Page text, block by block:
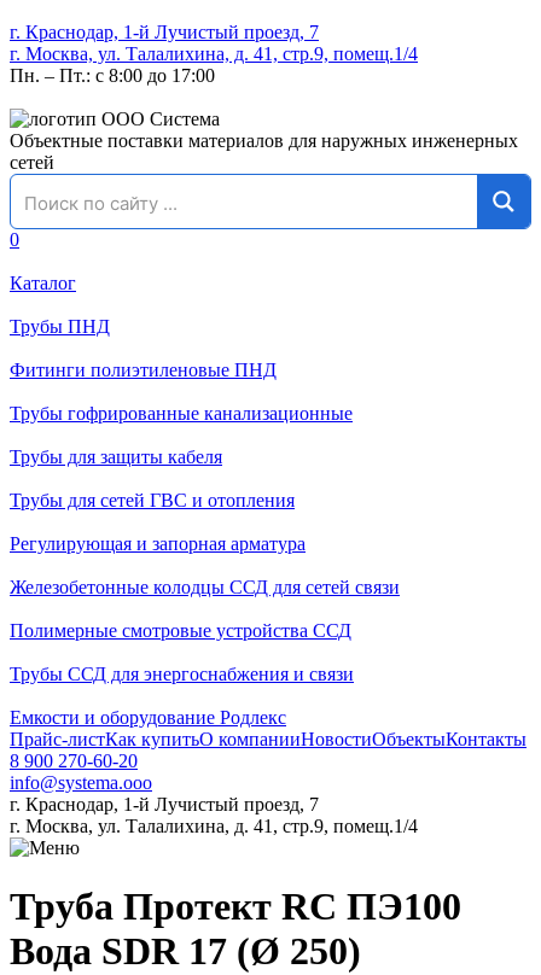
г. Краснодар, 1-й Лучистый проезд, 7
г. Москва, ул. Талалихина, д. 41, стр.9, помещ.1/4
Пн. – Пт.: с 8:00 до 17:00
Объектные поставки материалов для наружных инженерных
сетей
0
Каталог
Трубы ПНД
Фитинги полиэтиленовые ПНД
Трубы гофрированные канализационные
Трубы для защиты кабеля
Трубы для сетей ГВС и отопления
Регулирующая и запорная арматура
Железобетонные колодцы ССД для сетей связи
Полимерные смотровые устройства ССД
Трубы ССД для энергоснабжения и связи
Емкости и оборудование Родлекс
Прайс-листКак купитьО компанииНовостиОбъектыКонтакты
8 900 270-60-20
info@systema.ooo
г. Краснодар, 1-й Лучистый проезд, 7
г. Москва, ул. Талалихина, д. 41, стр.9, помещ.1/4
Труба Протект RC ПЭ100
Вода SDR 17 (Ø 250)